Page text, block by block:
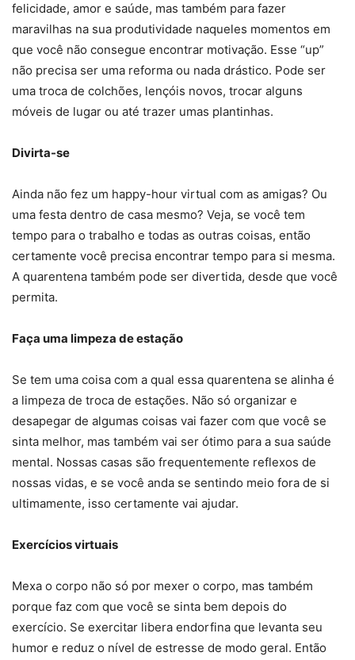
felicidade, amor e saúde, mas também para fazer
maravilhas na sua produtividade naqueles momentos em
que você não consegue encontrar motivação. Esse “up”
não precisa ser uma reforma ou nada drástico. Pode ser
uma troca de colchões, lençóis novos, trocar alguns
móveis de lugar ou até trazer umas plantinhas.
Divirta-se
Ainda não fez um happy-hour virtual com as amigas? Ou
uma festa dentro de casa mesmo? Veja, se você tem
tempo para o trabalho e todas as outras coisas, então
certamente você precisa encontrar tempo para si mesma.
A quarentena também pode ser divertida, desde que você
permita.
Faça uma limpeza de estação
Se tem uma coisa com a qual essa quarentena se alinha é
a limpeza de troca de estações. Não só organizar e
desapegar de algumas coisas vai fazer com que você se
sinta melhor, mas também vai ser ótimo para a sua saúde
mental. Nossas casas são frequentemente reflexos de
nossas vidas, e se você anda se sentindo meio fora de si
ultimamente, isso certamente vai ajudar.
Exercícios virtuais
Mexa o corpo não só por mexer o corpo, mas também
porque faz com que você se sinta bem depois do
exercício. Se exercitar libera endorfina que levanta seu
humor e reduz o nível de estresse de modo geral. Então